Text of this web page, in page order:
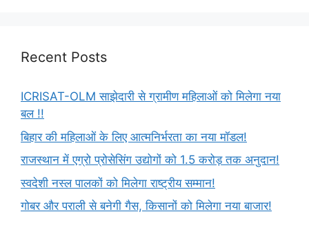
Recent Posts
ICRISAT-OLM साझेदारी से ग्रामीण महिलाओं को मिलेगा नया
बल !!
बिहार की महिलाओं के लिए आत्मनिर्भरता का नया मॉडल!
राजस्थान में एग्रो प्रोसेसिंग उद्योगों को 1.5 करोड़ तक अनुदान!
स्वदेशी नस्ल पालकों को मिलेगा राष्ट्रीय सम्मान!
गोबर और पराली से बनेगी गैस, किसानों को मिलेगा नया बाजार!